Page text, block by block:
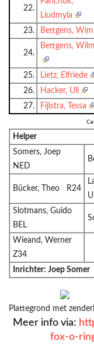
22.
Liudmyla
23. Bettgens, Wim
24.
Bettgens,
25. Lietz, Elfriede
26.
Hacker, Uli
27.
Fijlstra, Tessa
Helper
Somers, Joep
NED
Bücker, Theo R24
Slotmans, Guido
BEL
Wieand, Werner
Z34
Inrichter: Joep
Plattegrond met
Meer info via:
fox-o-